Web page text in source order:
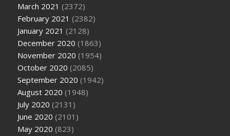
March 2021 (2372)
February 2021 (2382)
January 2021 (2128)
December 2020 (1863)
November 2020 (1954)
October 2020 (2085)
September 2020 (1942)
August 2020 (1948)
July 2020 (2131)
June 2020 (2101)
May 2020 (823)